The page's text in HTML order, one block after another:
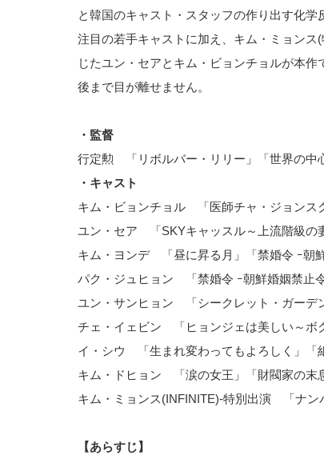
と韓国のキャスト・スタッフの作り出す化
注目の若手キャストに加え、キム・ミョン
じたユン・セアとキム・ビョンチョルが本
後まで目が離せません。
・監督
行定勲 「リボルバー・リリー」「世界の中
・キャスト
キム・ビョンチョル 「医師チャ・ジョンス
ユン・セア 「SKYキャッスル～上流階級の
キム・ヨンデ 「昼に昇る月」「禁婚令 ｰ朝
パク・ジュヒョン 「禁婚令 ｰ朝鮮婚姻禁止令
ユン・サンヒョン 「シークレット・ガーデ
チェ・イェビン 「ヒョンジェは美しい～ボ
イ・シウ 「生まれ変わってもよろしく」「
キム・ドヒョン 「涙の女王」「財閥家の末
キム・ミョンス(INFINITE)-特別出演 「ナン
【あらすじ】